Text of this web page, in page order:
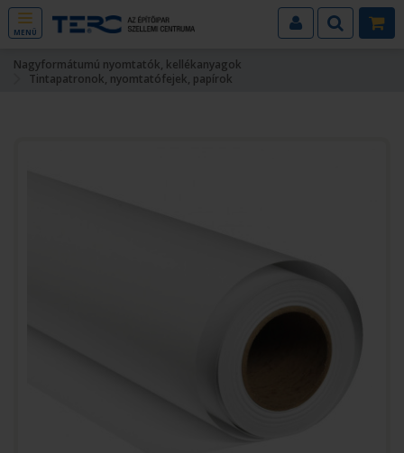
MENÜ
Nagyformátumú nyomtatók, kellékanyagok
Tintapatronok, nyomtatófejek, papírok